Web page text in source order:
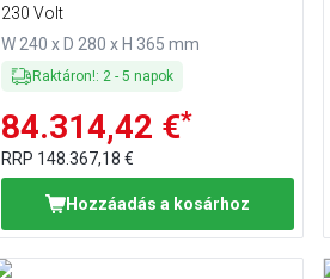
230 Volt
W 240 x D 280 x H 365 mm
Raktáron!: 2 - 5 napok
84.314,42 €*
RRP 148.367,18 €
Hozzáadás a kosárhoz